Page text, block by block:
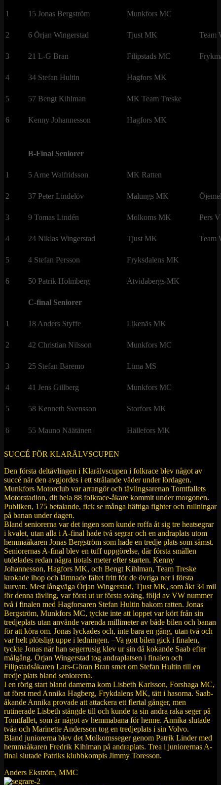
1 15 Jonas Bergström Munkfors MC
2 6 Örjan Wingerstad Tjust MK Team
3 21 L-G Bran Filipstads MC
4 34 Stefan Hultin Hagfors MK
5 57 Bengt Kihlman MK Team Treske
6 Kenny Johannesson Hagfors MK
B-Final Seniorer
1 5 Arne Walfridsson MK Ratten
2 37 Peter Lindelöv Malungs MK
3 9 Tomas Lindén Molkoms MK Pers
4 24 Niklas Wingerstad Tjust MK Team
5 4 Stefan Persson Fryksdalens MK
6 50 Patrik Holmberg Åtvidabergs MK
C-final Seniorer
1 18 Anders Styffe Likenäs MK
2 42 Christian Nilsson Munkfors MC
3 25 Stefan Bäremo Lima MS
4 41 Jens Gillberg Munkfors MC
5 58 Kenneth Svensson Storfors MK
6 55 Mauno Näätänen Hällefors MK
SUCCÉ FÖR KLARÄLVSCUPEN
Den första deltävlingen i Klarälvscupen i folkrace blev något av
succé när den avgjordes i ett strålande väder under lördagen.
Munkfors Motorclub var arrangör och tävlingsarenan Tomtfallets
Motorstadion, dit hela 88 folkrace-åkare kommit under morgonen.
Publiken, 175 betalande, fick se många häftiga fighter och rullningar
på banan under dagen.
Bland seniorerna var det ingen som kunde roffa åt sig tre heatsegrar
i kvalet, utan alla i A-final hade två segrar och en andraplats utom
hemmaåkaren Jonas Bergström som hade en tredje plats som sämst.
Seniorernas A-final blev en tuff uppgörelse, där första smällen
utdelades redan några tiotals meter efter starten. Kenny
Johannesson, Hagfors MK, och Bengt Kihlman, Team Treske
krokade ihop och lämnade fältet fritt för de övriga ner i första
kurvan. Mest långväga Örjan Wingerstad, Tjust MK, som åkt 34 mil
för denna tävling, var först ut ur första sväng, följd av VW nummer
två i finalen med Hagforsaren Stefan Hultin bakom ratten. Jonas
Bergström, Munkfors MC, tyckte inte att loppet var kört från sin
tredjeplats utan använde varenda millimeter av både bilen och banan
för att köra om. Jonas lyckades och, inte bara en gång, utan två och
var helt plötsligt uppe i ledningen. –Va gott bilen gick i finalen,
tyckte Jonas när han segerrusig klev ur sin då kokande Saab efter
målgång. Örjan Wingerstad tog andraplatsen i finalen och
Filipstadsåkaren Lars-Göran Bran smet om Stefan Hultin till en
tredje plats bland seniorerna.
I en rörig start bland damerna kom Lisbeth Karlsson, Forshaga MC,
ut först med Annika Hagberg, Frykdalens MK, tätt i hasorna. Saab-
åkande Annika provade att attackera ett flertal gånger, men
rutinerade Lisbeth stängde till och kunde ta sin andra raka seger på
Tomtfallet, som är något av hemmabana för henne. Annika slutade
tvåa och Marinette Andersson tog en tredjeplats i sin Volvo.
Bland juniorerna blev det Molkomsseger genom Patrik Linder med
hemmaåkaren Fredrik Kihlman på andraplats. Trea i juniorernas A-
final slutade Patriks klubbkompis Jimmy Toresson.
Anders Ekström, MMC